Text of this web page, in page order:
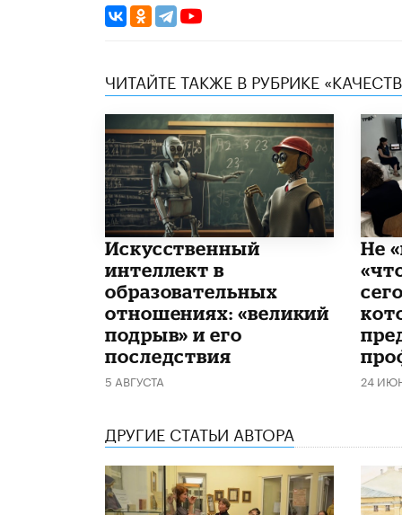
ЧИТАЙТЕ ТАКЖЕ В РУБРИКЕ
​Искусственный
интеллект в
образовательных
отношениях: «великий
подрыв» и его
последствия
5 АВГУСТА
Не
24
ДРУГИЕ СТАТЬИ АВТОРА